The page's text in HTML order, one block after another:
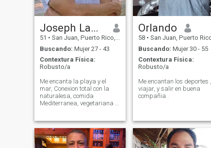
Joseph LaMotta
51 • San Juan, Puerto Rico, Puerto Rico
Buscando: Mujer 27 - 43
Contextura Física:
Robusto/a
Me encanta la playa y el
mar, Conexion total con la
naturalesa, comida
Mediterranea, vegetariana o
Orlando
58 • San Juan, Puerto Rico, Puerto
Buscando: Mujer 30 - 55
Contextura Física:
Robusto/a
Me encantan los deportes ,
viajar, y salir en buena
compañia .